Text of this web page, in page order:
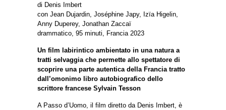
di Denis Imbert
con Jean Dujardin, Joséphine Japy, Izïa Higelin,
Anny Duperey, Jonathan Zaccaï
drammatico, 95 minuti, Francia 2023
Un film labirintico ambientato in una natura a
tratti selvaggia che permette allo spettatore di
scoprire una parte autentica della Francia tratto
dall’omonimo libro autobiografico dello
scrittore francese Sylvain Tesson
A Passo d’Uomo, il film diretto da Denis Imbert, è